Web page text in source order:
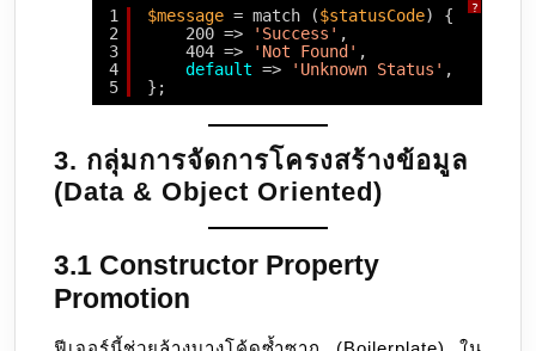
?
1
2
3
4
5
$message = match ($statusCode) {
200 =>
'Success' ,
404 =>
'Not Found' ,
default => 'Unknown Status' ,
};
3. กลุ่มการจัดการโครงสร้างข้อมูล
(Data & Object Oriented)
3.1 Constructor Property
Promotion